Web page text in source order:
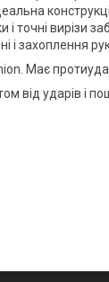
точні вирізи
захоплення
Має
від ударів і